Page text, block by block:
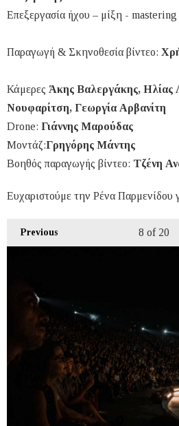
Επεξεργασία ήχου – μίξη - mastering
Παραγωγή & Σκηνοθεσία βίντεο:
Κάμερες Άκης Βαλεργάκης, Ηλίας
Νουφαρίτση, Γεωργία Αρβανίτη
Drone: Γιάννης Μαρούδας
Μοντάζ:Γρηγόρης Μάντης
Βοηθός παραγωγής βίντεο: Τζένη
Ευχαριστούμε την Ρένα Παρμενίδου
Previous 8 of 20